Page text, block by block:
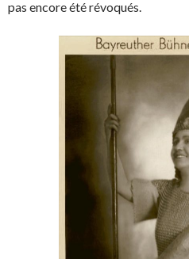
pas encore été révoqués.